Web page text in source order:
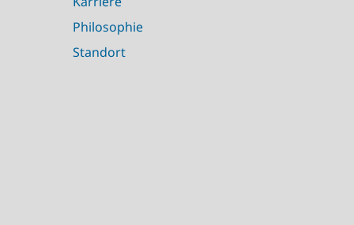
Philosophie
Standort